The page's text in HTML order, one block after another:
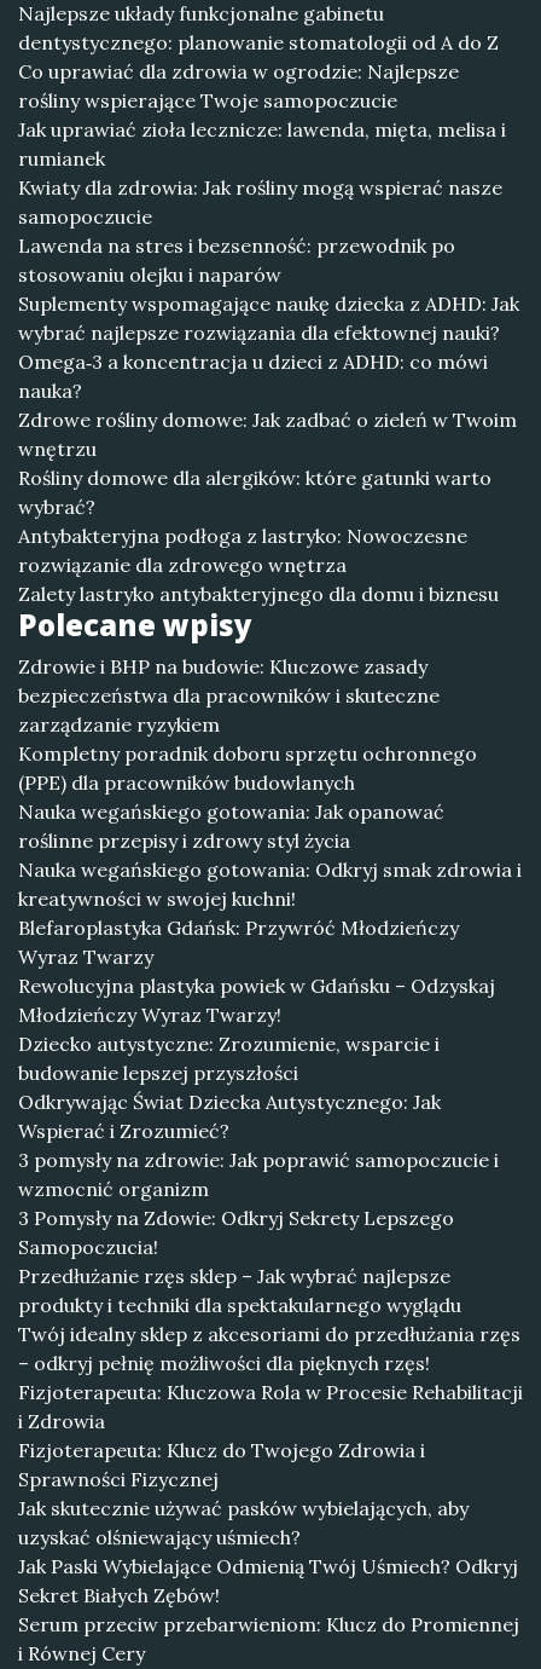
Najlepsze układy funkcjonalne gabinetu
dentystycznego: planowanie stomatologii od A do Z
Co uprawiać dla zdrowia w ogrodzie: Najlepsze
rośliny wspierające Twoje samopoczucie
Jak uprawiać zioła lecznicze: lawenda, mięta, melisa i
rumianek
Kwiaty dla zdrowia: Jak rośliny mogą wspierać nasze
samopoczucie
Lawenda na stres i bezsenność: przewodnik po
stosowaniu olejku i naparów
Suplementy wspomagające naukę dziecka z ADHD: Jak
wybrać najlepsze rozwiązania dla efektownej nauki?
Omega‑3 a koncentracja u dzieci z ADHD: co mówi
nauka?
Zdrowe rośliny domowe: Jak zadbać o zieleń w Twoim
wnętrzu
Rośliny domowe dla alergików: które gatunki warto
wybrać?
Antybakteryjna podłoga z lastryko: Nowoczesne
rozwiązanie dla zdrowego wnętrza
Zalety lastryko antybakteryjnego dla domu i biznesu
Polecane wpisy
Zdrowie i BHP na budowie: Kluczowe zasady
bezpieczeństwa dla pracowników i skuteczne
zarządzanie ryzykiem
Kompletny poradnik doboru sprzętu ochronnego
(PPE) dla pracowników budowlanych
Nauka wegańskiego gotowania: Jak opanować
roślinne przepisy i zdrowy styl życia
Nauka wegańskiego gotowania: Odkryj smak zdrowia i
kreatywności w swojej kuchni!
Blefaroplastyka Gdańsk: Przywróć Młodzieńczy
Wyraz Twarzy
Rewolucyjna plastyka powiek w Gdańsku – Odzyskaj
Młodzieńczy Wyraz Twarzy!
Dziecko autystyczne: Zrozumienie, wsparcie i
budowanie lepszej przyszłości
Odkrywając Świat Dziecka Autystycznego: Jak
Wspierać i Zrozumieć?
3 pomysły na zdrowie: Jak poprawić samopoczucie i
wzmocnić organizm
3 Pomysły na Zdowie: Odkryj Sekrety Lepszego
Samopoczucia!
Przedłużanie rzęs sklep – Jak wybrać najlepsze
produkty i techniki dla spektakularnego wyglądu
Twój idealny sklep z akcesoriami do przedłużania rzęs
– odkryj pełnię możliwości dla pięknych rzęs!
Fizjoterapeuta: Kluczowa Rola w Procesie Rehabilitacji
i Zdrowia
Fizjoterapeuta: Klucz do Twojego Zdrowia i
Sprawności Fizycznej
Jak skutecznie używać pasków wybielających, aby
uzyskać olśniewający uśmiech?
Jak Paski Wybielające Odmienią Twój Uśmiech? Odkryj
Sekret Białych Zębów!
Serum przeciw przebarwieniom: Klucz do Promiennej
i Równej Cery